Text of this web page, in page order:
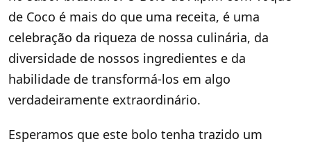
de Coco é mais do que uma receita, é uma
celebração da riqueza de nossa culinária, da
diversidade de nossos ingredientes e da
habilidade de transformá-los em algo
verdadeiramente extraordinário.
Esperamos que este bolo tenha trazido um